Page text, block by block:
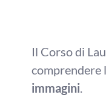
Il Corso di
comprendere
immagini.